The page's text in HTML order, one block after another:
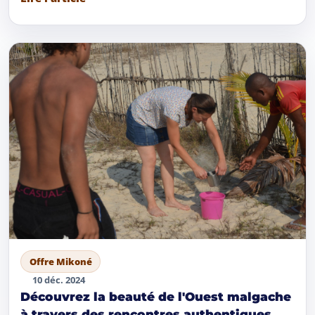
Offre Mikoné
10 déc. 2024
Découvrez la beauté de l'Ouest malgache